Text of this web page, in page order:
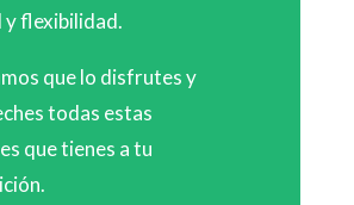
y flexibilidad.
que lo disfrutes y
todas estas
que tienes a tu